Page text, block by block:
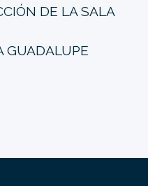
DE LA SALA
GUADALUPE